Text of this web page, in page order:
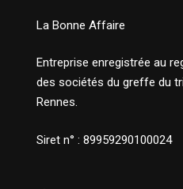
La Bonne Affaire
Entreprise enregistrée au
des sociétés du greffe du
Rennes.
Siret n° : 89959290100024